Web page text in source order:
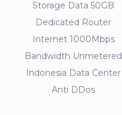
Storage Data 50GB
Dedicated Router
Internet 1000Mbps
Bandwidth Unmetered
Indonesia Data Center
Anti DDos